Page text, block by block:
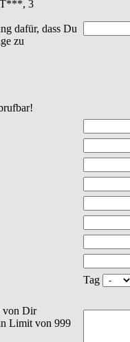
3
dafür, dass Du
zu
Tag
von Dir
Limit von 999